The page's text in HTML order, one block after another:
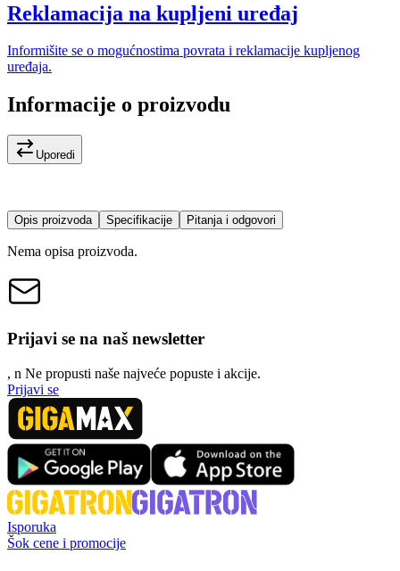
Reklamacija na kupljeni uređaj
Informišite se o mogućnostima povrata i reklamacije kupljenog
uređaja.
Informacije o proizvodu
Uporedi
Opis proizvoda Specifikacije Pitanja i odgovori
Nema opisa proizvoda.
Prijavi se na naš newsletter
, n Ne propusti naše najveće popuste i akcije.
Prijavi se
Isporuka
Šok cene i promocije